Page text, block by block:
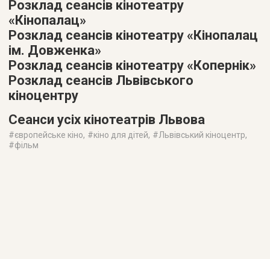
Розклад сеансів кінотеатру
«Кінопалац»
Розклад сеансів кінотеатру «Кінопалац
ім. Довженка»
Розклад сеансів кінотеатру «Копернік»
Розклад сеансів Львівського
кіноцентру
Сеанси усіх кінотеатрів Львова
#європейське кіно, #кіно для дітей, #Львівський кіноцентр,
#фільм